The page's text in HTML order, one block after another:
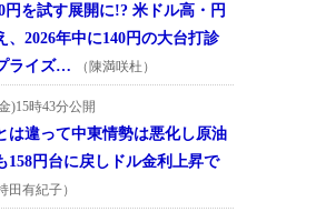
円を試す展開に!? 米ドル高・円
、2026年中に140円の大台打診
ライズ…
（陳満咲杜）
)15時43分公開
は違って中東情勢は悪化し原油
158円台に戻しドル金利上昇で
田有紀子）